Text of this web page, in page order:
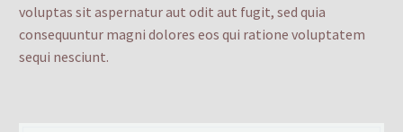
voluptas sit aspernatur aut odit aut fugit, sed quia
consequuntur magni dolores eos qui ratione voluptatem
sequi nesciunt.